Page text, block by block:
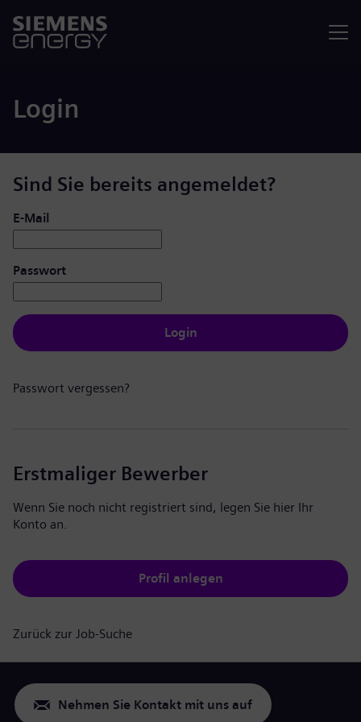
Login
Sind Sie bereits angemeldet?
Login: Benutzer und Passwort
E-Mail
Passwort
Login
Passwort vergessen?
Erstmaliger Bewerber
Wenn Sie noch nicht registriert sind, legen Sie hier Ihr
Konto an.
Profil anlegen
Zurück zur Job-Suche
Nehmen Sie Kontakt mit uns auf